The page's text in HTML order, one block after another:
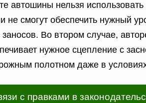
автошины нельзя
не смогут обеспечить нужный
заносов. Во втором случае,
нужное сцепление с
полотном даже в
с правками в